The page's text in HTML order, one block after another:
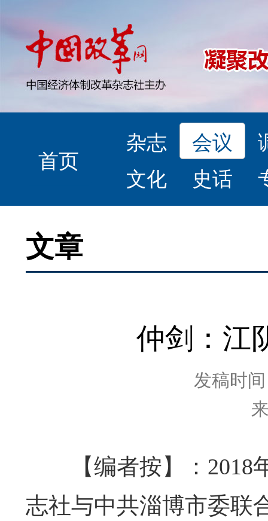
首页
杂志 会议
文化
史话
文章
仲剑：江
发稿时
【编者按】：2018年
志社与中共淄博市委联